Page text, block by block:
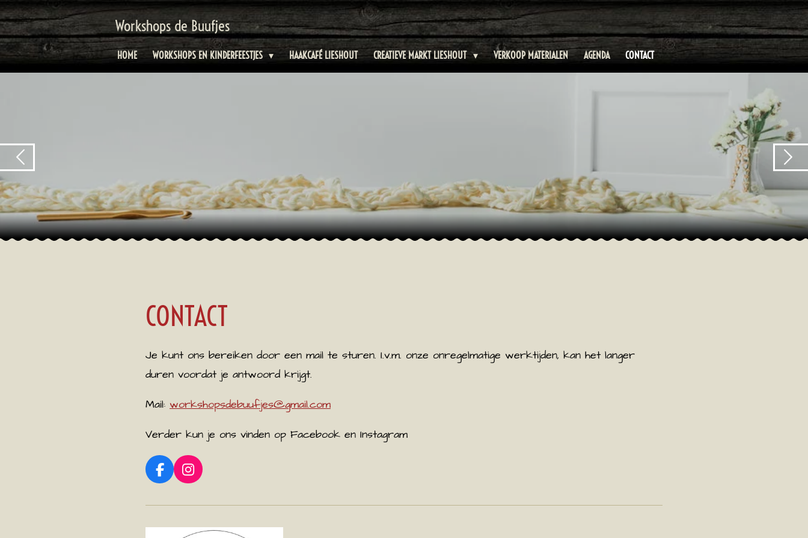
Ga
direct
naar
de
Workshops de Buufjes
HOME WORKSHOPS EN KINDERFEESTJES HAAKCAFÉ LIESHOUT CREATIEVE MARKT LIESHOUT VERKOOP MATERIALEN AGENDA CONTACT
CONTACT
Je kunt ons bereiken door een mail te sturen. I.v.m. onze onregelmatige werktijden, kan het langer
duren voordat je antwoord krijgt.
Mail: workshopsdebuufjes@gmail.com
Verder kun je ons vinden op Facebook en Instagram
F
a
b
I
n
a